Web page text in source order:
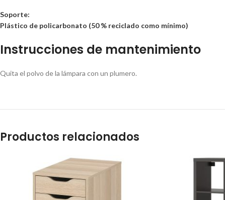
Soporte:
Plástico de policarbonato (50 % reciclado como mínimo)
Instrucciones de mantenimiento
Quita el polvo de la lámpara con un plumero.
Productos relacionados